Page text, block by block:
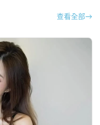
查看全部→